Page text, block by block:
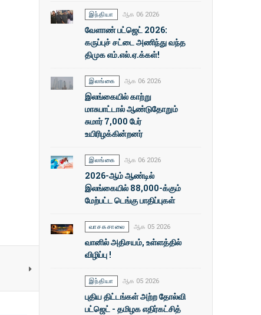
இந்தியா ஆக 06 2026
வேளாண் பட்ஜெட் 2026:
கருப்புச் சட்டை அணிந்து வந்த
திமுக எம்.எல்.ஏ.க்கள்!
இலங்கை ஆக 06 2026
இலங்கையில் காற்று
மாசுபாட்டால் ஆண்டுதோறும்
சுமார் 7,000 பேர்
உயிரிழக்கின்றனர்
இலங்கை ஆக 06 2026
2026-ஆம் ஆண்டில்
இலங்கையில் 88,000-க்கும்
மேற்பட்ட டெங்கு பாதிப்புகள்
வாசகசாலை ஆக 05 2026
வானில் அதிசயம், உள்ளத்தில்
விழிப்பு !
இந்தியா ஆக 05 2026
புதிய திட்டங்கள் அற்ற தோல்வி
பட்ஜெட் - தமிழக எதிர்கட்சித்